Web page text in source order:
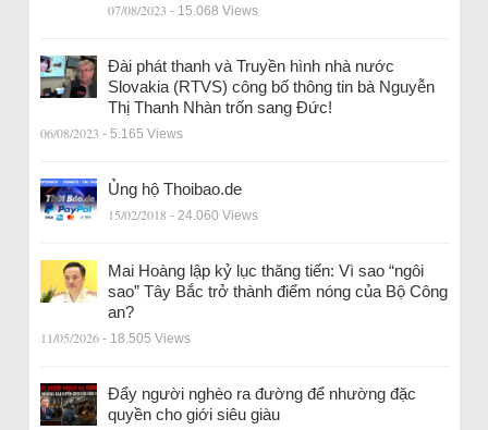
07/08/2023 - 15.068 Views
Đài phát thanh và Truyền hình nhà nước
Slovakia (RTVS) công bố thông tin bà Nguyễn
Thị Thanh Nhàn trốn sang Đức!
06/08/2023 - 5.165 Views
Ủng hộ Thoibao.de
15/02/2018 - 24.060 Views
Mai Hoàng lập kỷ lục thăng tiến: Vì sao “ngôi
sao” Tây Bắc trở thành điểm nóng của Bộ Công
an?
11/05/2026 - 18.505 Views
Đẩy người nghèo ra đường để nhường đặc
quyền cho giới siêu giàu